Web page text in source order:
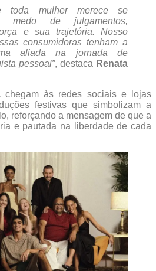
toda mulher merece se
medo de julgamentos,
e sua trajetória. Nosso
consumidoras tenham a
aliada na jornada de
pessoal”, destaca Renata
chegam às redes sociais e lojas
festivas que simbolizam a
reforçando a mensagem de que a
e pautada na liberdade de cada